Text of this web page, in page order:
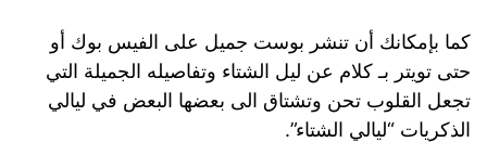
كما بإمكانك أن تنشر بوست جميل على الفيس بوك أو
حتى تويتر بـ كلام عن ليل الشتاء وتفاصيله الجميلة التي
تجعل القلوب تحن وتشتاق الى بعضها البعض في ليالي
الذكريات “ليالي الشتاء”.